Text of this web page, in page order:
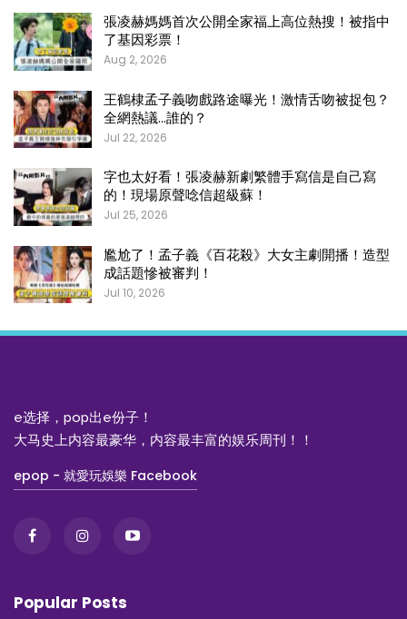
張凌赫媽媽首次公開全家福上高位熱搜！被指中
了基因彩票！
Aug 2, 2026
王鶴棣孟子義吻戲路途曝光！激情舌吻被捉包？
全網熱議…誰的？
Jul 22, 2026
字也太好看！張凌赫新劇繁體手寫信是自己寫
的！現場原聲唸信超級蘇！
Jul 25, 2026
尷尬了！孟子義《百花殺》大女主劇開播！造型
成話題慘被審判！
Jul 10, 2026
e选择，pop出e份子！
大马史上内容最豪华，内容最丰富的娱乐周刊！！
epop - 就愛玩娛樂 Facebook
Popular Posts